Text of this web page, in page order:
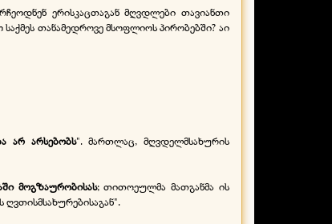
ერისკაცთაგან მღვდლები თავიანთი
თანამედროვე მსოფლიოს პირობებში? აი
არ არსებობს". მართლაც, მღვდელმსახურის
მოგზაურობისას; თითოეულმა მათგანმა ის